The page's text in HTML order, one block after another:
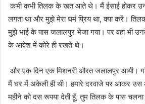
कभी कभी तिलक के खत आते थे। मैं ईसाई होकर
लगता था और मुझे मेरा धर्म प्रिय था, क्या करें।
मुझे भाई के पास जलालपुर भेजा गया। पर वहां भी
के आवेश में कोरे ही रखते थे।
और एक दिन एक मिशनरी औरत जलालपुर आयी।
मैं घर में अकेली ही थी। हमारे दरवाजे पर आकर
महीने को दस रूपया देती हूँ, तुम तिलक के पास